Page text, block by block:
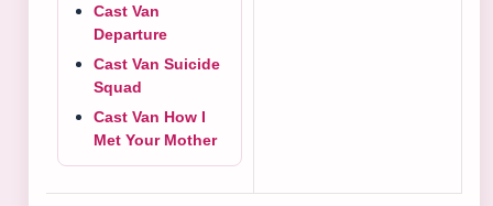
Cast Van
Departure
Cast Van Suicide
Squad
Cast Van How I
Met Your Mother